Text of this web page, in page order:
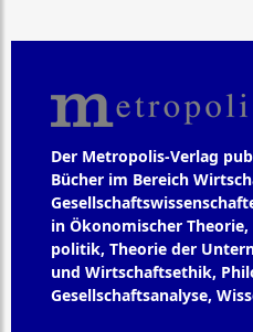
Der Metropolis-Verlag
Bücher im Bereich
in Ökonomischer
politik, Theorie der
und Wirtschaftsethik,
Gesellschaftsanalyse,